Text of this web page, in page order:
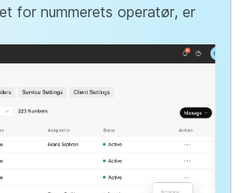
for nummerets operatør, er